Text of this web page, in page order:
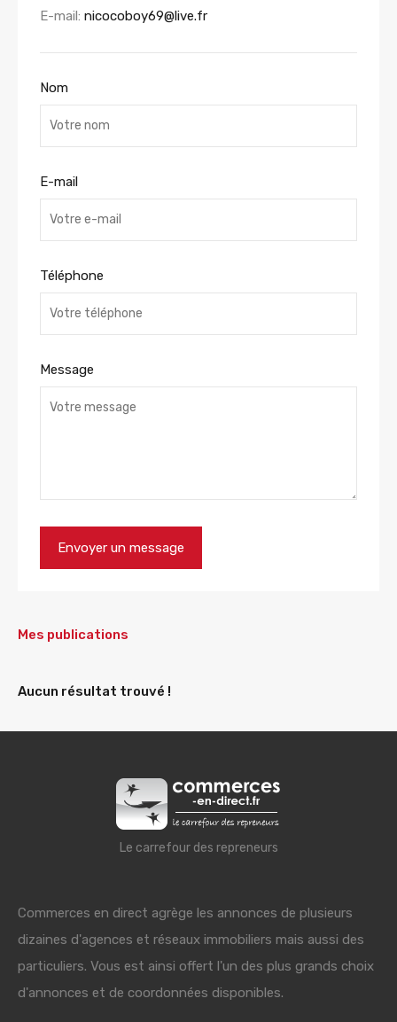
E-mail: nicocoboy69@live.fr
Nom
E-mail
Téléphone
Message
Mes publications
Aucun résultat trouvé !
Le carrefour des repreneurs
Commerces en direct agrège les annonces de plusieurs
dizaines d'agences et réseaux immobiliers mais aussi des
particuliers. Vous est ainsi offert l'un des plus grands choix
d'annonces et de coordonnées disponibles.